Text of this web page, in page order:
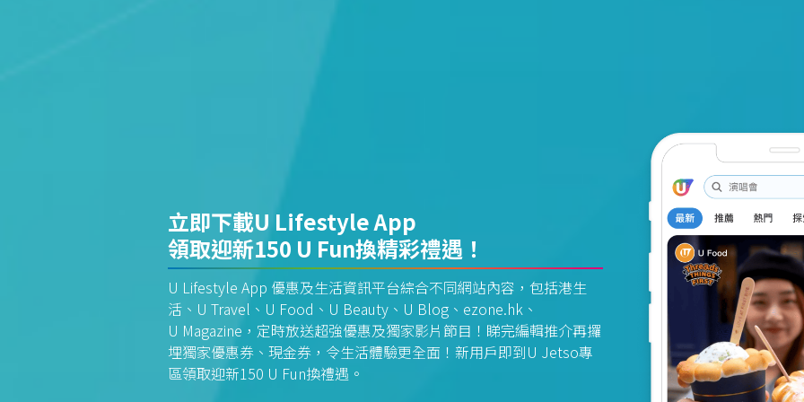
立即下載U Lifestyle App
領取迎新150 U Fun換精彩禮遇！
U Lifestyle App 優惠及生活資訊平台綜合不同網站內容，包括港生
活、U Travel、U Food、U Beauty、U Blog、ezone.hk、
U Magazine，定時放送超強優惠及獨家影片節目！睇完編輯推介再攞
埋獨家優惠券、現金券，令生活體驗更全面！新用戶即到U Jetso專
區領取迎新150 U Fun換禮遇。